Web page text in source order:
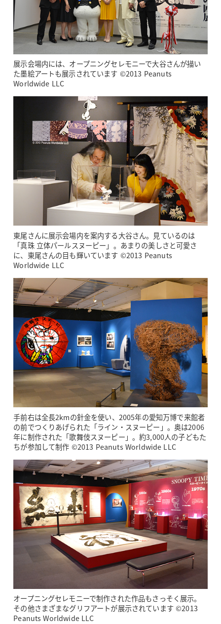
展示会場内には、オープニングセレモニーで大谷さんが描い
た墨絵アートも展示されています ©2013 Peanuts
Worldwide LLC
東尾さんに展示会場内を案内する大谷さん。見ているのは
「真珠 立体パールスヌーピー」。あまりの美しさと可愛さ
に、東尾さんの目も輝いています ©2013 Peanuts
Worldwide LLC
手前右は全長2kmの針金を使い、2005年の愛知万博で来館者
の前でつくりあげられた「ライン・スヌーピー」。奥は2006
年に制作された「歌舞伎スヌーピー」。約3,000人の子どもた
ちが参加して制作 ©2013 Peanuts Worldwide LLC
オープニングセレモニーで制作された作品もさっそく展示。
その他さまざまなグリフアートが展示されています ©2013
Peanuts Worldwide LLC